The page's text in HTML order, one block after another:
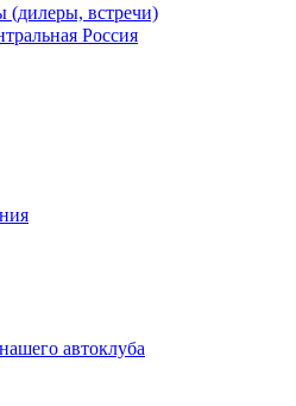
(дилеры, встречи)
Россия
автоклуба